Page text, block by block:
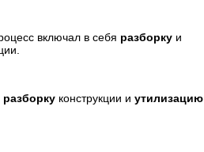
включал в себя разборку и
разборку конструкции и утилизацию